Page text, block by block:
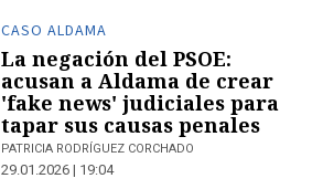
CASO ALDAMA
La negación del PSOE:
acusan a Aldama de crear
'fake news' judiciales para
tapar sus causas penales
PATRICIA RODRÍGUEZ CORCHADO
29.01.2026 | 19:04